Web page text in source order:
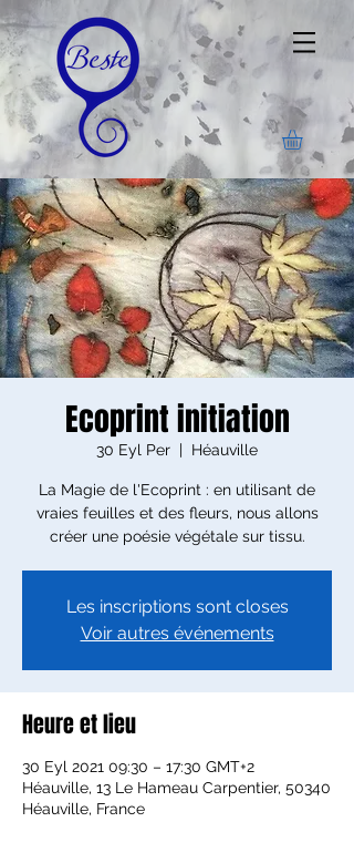
Ecoprint initiation
30 Eyl Per
  |
Héauville
La Magie de l'Ecoprint : en utilisant de
vraies feuilles et des fleurs, nous allons
créer une poésie végétale sur tissu.
Les inscriptions sont closes
Voir autres événements
Heure et lieu
30 Eyl 2021 09:30 – 17:30 GMT+2
Héauville, 13 Le Hameau Carpentier, 50340
Héauville, France